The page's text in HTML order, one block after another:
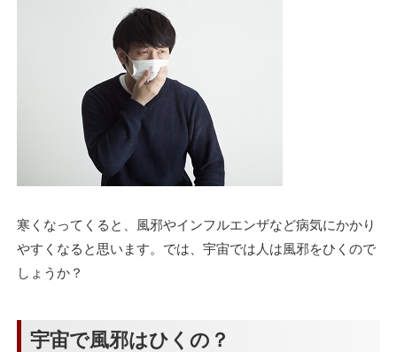
寒くなってくると、風邪やインフルエンザなど病気にかかり
やすくなると思います。では、宇宙では人は風邪をひくので
しょうか？
宇宙で風邪はひくの？